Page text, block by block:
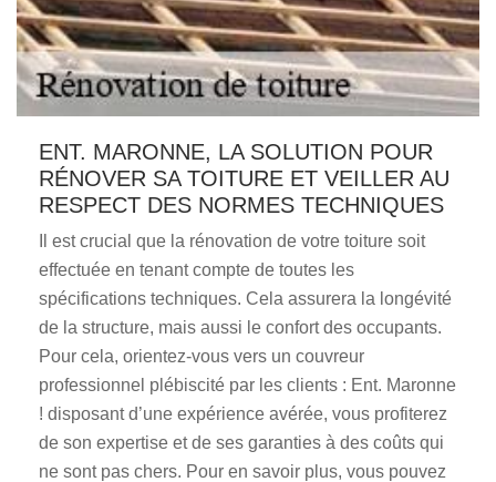
ENT. MARONNE, LA SOLUTION POUR
RÉNOVER SA TOITURE ET VEILLER AU
RESPECT DES NORMES TECHNIQUES
Il est crucial que la rénovation de votre toiture soit
effectuée en tenant compte de toutes les
spécifications techniques. Cela assurera la longévité
de la structure, mais aussi le confort des occupants.
Pour cela, orientez-vous vers un couvreur
professionnel plébiscité par les clients : Ent. Maronne
! disposant d’une expérience avérée, vous profiterez
de son expertise et de ses garanties à des coûts qui
ne sont pas chers. Pour en savoir plus, vous pouvez